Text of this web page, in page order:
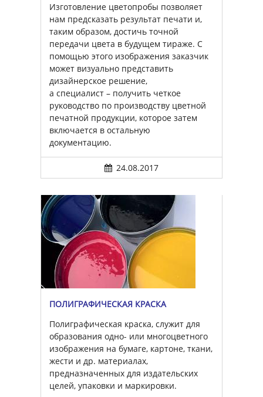
Изготовление цветопробы позволяет
нам предсказать результат печати и,
таким образом, достичь точной
передачи цвета в будущем тираже. С
помощью этого изображения заказчик
может визуально представить
дизайнерское решение,
а специалист – получить четкое
руководство по производству цветной
печатной продукции, которое затем
включается в остальную
документацию.
24.08.2017
ПОЛИГРАФИЧЕСКАЯ КРАСКА
Полиграфическая краска, служит для
образования одно- или многоцветного
изображения на бумаге, картоне, ткани,
жести и др. материалах,
предназначенных для издательских
целей, упаковки и маркировки.